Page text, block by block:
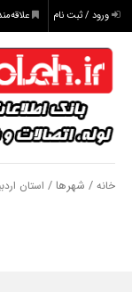
ورود / ثبت نام
خانه / شهرها / استان